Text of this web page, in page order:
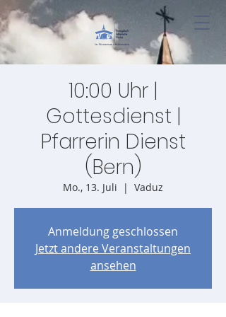
10:00 Uhr |
Gottesdienst |
Pfarrerin Dienst
(Bern)
Mo., 13. Juli
  |
Vaduz
Anmeldung geschlossen
Jetzt andere Veranstaltungen
ansehen